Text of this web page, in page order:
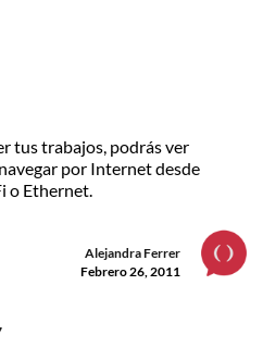
tus trabajos, podrás ver
por Internet desde
o Ethernet.
Alejandra Ferrer
Febrero 26, 2011